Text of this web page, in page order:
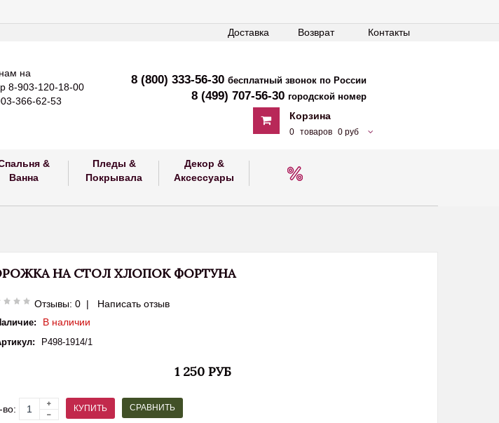
Контакты
Возврат
Доставка
на
8-903-120-18-00
366-62-53
8 (800) 333-56-30 бесплатный звонок по России
8 (499) 707-56-30 городской номер
Корзина
0 товаров 0 руб
&
Ванна
Пледы &
Покрывала
Декор &
Аксессуары
НА СТОЛ ХЛОПОК ФОРТУНА
Отзывы: 0| Написать отзыв
В наличии
P498-1914/1
1 250 РУБ
во: КУПИТЬ СРАВНИТЬ